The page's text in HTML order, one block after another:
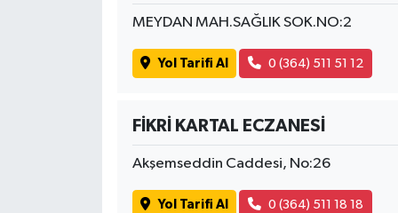
MEYDAN MAH.SAĞLIK SOK.NO:2
Yol Tarifi Al 0 (364) 511 51 12
FİKRİ KARTAL ECZANESİ
Akşemseddin Caddesi, No:26
Yol Tarifi Al 0 (364) 511 18 18